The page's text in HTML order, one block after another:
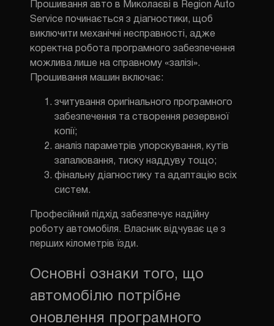
Прошивання авто в Миколаєві в Region Auto
Service починається з діагностики, щоб
виключити механічні несправності, адже
коректна робота програмного забезпечення
можлива лише на справному «залізі».
Прошивання машин включає:
зчитування оригінального програмного
забезпечення та створення резервної
копії;
аналіз параметрів упорскування, кутів
запалювання, тиску наддуву тощо;
фінальну діагностику та адаптацію всіх
систем.
Професійний підхід забезпечує надійну
роботу автомобіля. Власник відчуває це з
перших кілометрів їзди.
Основні ознаки того, що
автомобілю потрібне
оновлення програмного